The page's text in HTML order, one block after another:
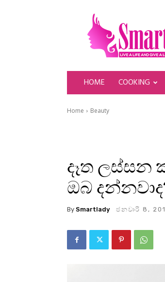
SmartLady
HOME COOKING
Home Beauty
දෑත ලස්සන
ඔබ
By Smartlady ජනවාරි 8,